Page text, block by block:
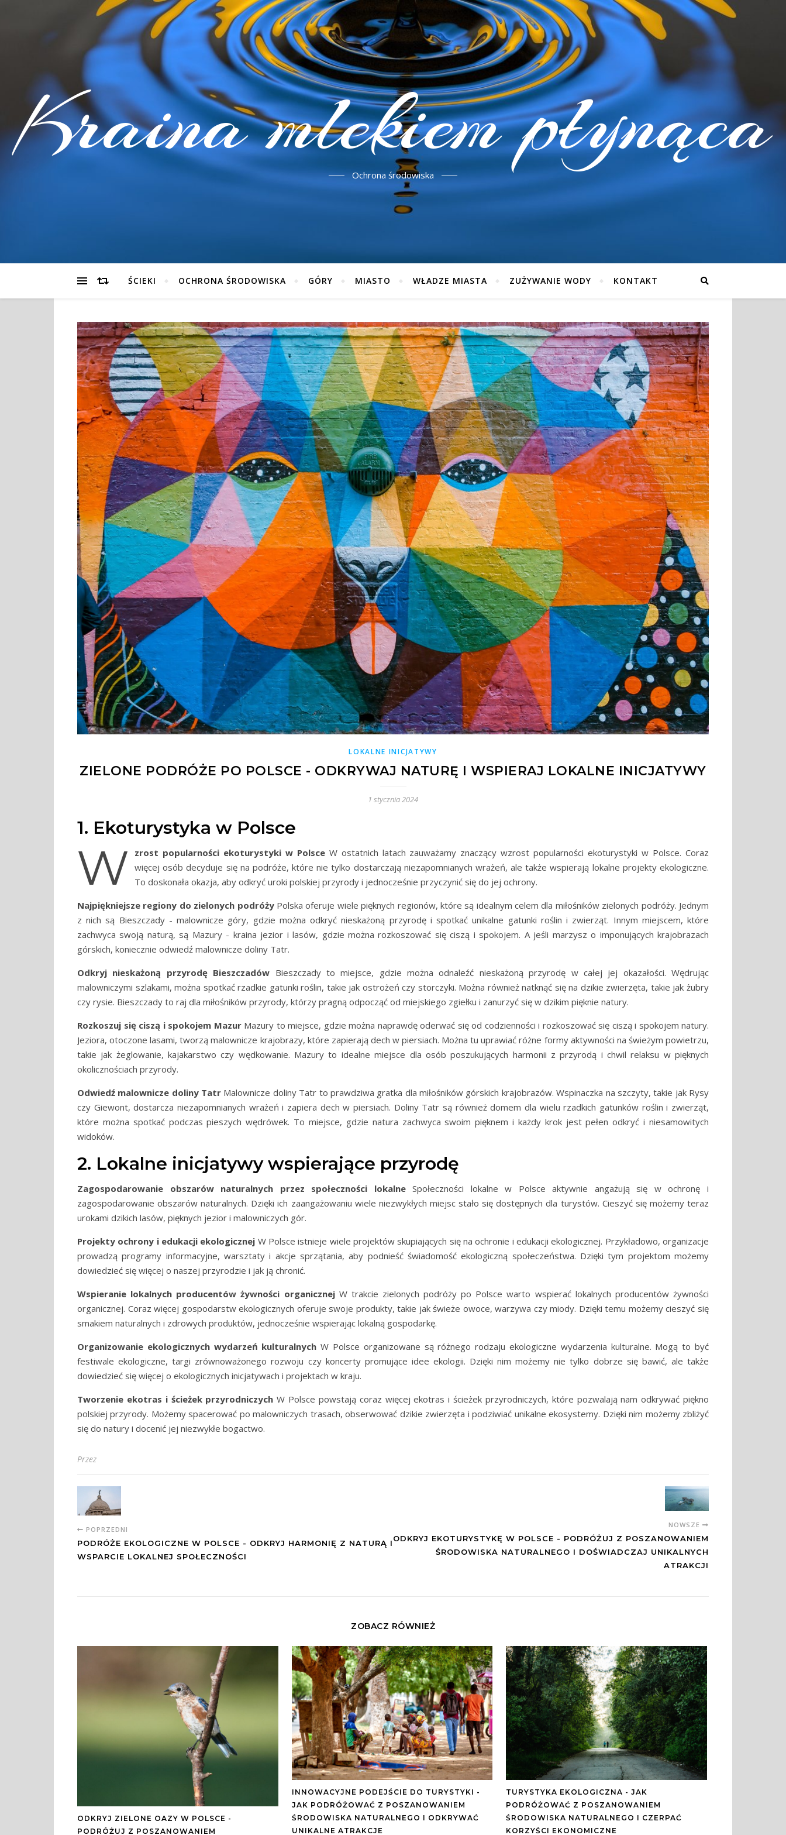
Kraina mlekiem płynąca
Ochrona środowiska
ŚCIEKI OCHRONA ŚRODOWISKA GÓRY MIASTO WŁADZE MIASTA ZUŻYWANIE WODY KONTAKT
LOKALNE INICJATYWY
ZIELONE PODRÓŻE PO POLSCE - ODKRYWAJ NATURĘ I WSPIERAJ LOKALNE INICJATYWY
1 stycznia 2024
1. Ekoturystyka w Polsce
W zrost popularności ekoturystyki w PolsceW ostatnich latach zauważamy znaczący wzrost popularności ekoturystyki w Polsce. Coraz
więcej osób decyduje się na podróże, które nie tylko dostarczają niezapomnianych wrażeń, ale także wspierają lokalne projekty ekologiczne.
To doskonała okazja, aby odkryć uroki polskiej przyrody i jednocześnie przyczynić się do jej ochrony.
Najpiękniejsze regiony do zielonych podróżyPolska oferuje wiele pięknych regionów, które są idealnym celem dla miłośników zielonych podróży. Jednym
z nich są Bieszczady - malownicze góry, gdzie można odkryć nieskażoną przyrodę i spotkać unikalne gatunki roślin i zwierząt. Innym miejscem, które
zachwyca swoją naturą, są Mazury - kraina jezior i lasów, gdzie można rozkoszować się ciszą i spokojem. A jeśli marzysz o imponujących krajobrazach
górskich, koniecznie odwiedź malownicze doliny Tatr.
Odkryj nieskażoną przyrodę Bieszczadów Bieszczady to miejsce, gdzie można odnaleźć nieskażoną przyrodę w całej jej okazałości. Wędrując
malowniczymi szlakami, można spotkać rzadkie gatunki roślin, takie jak ostrożeń czy storczyki. Można również natknąć się na dzikie zwierzęta, takie jak żubry
czy rysie. Bieszczady to raj dla miłośników przyrody, którzy pragną odpocząć od miejskiego zgiełku i zanurzyć się w dzikim pięknie natury.
Rozkoszuj się ciszą i spokojem MazurMazury to miejsce, gdzie można naprawdę oderwać się od codzienności i rozkoszować się ciszą i spokojem natury.
Jeziora, otoczone lasami, tworzą malownicze krajobrazy, które zapierają dech w piersiach. Można tu uprawiać różne formy aktywności na świeżym powietrzu,
takie jak żeglowanie, kajakarstwo czy wędkowanie. Mazury to idealne miejsce dla osób poszukujących harmonii z przyrodą i chwil relaksu w pięknych
okolicznościach przyrody.
Odwiedź malownicze doliny Tatr Malownicze doliny Tatr to prawdziwa gratka dla miłośników górskich krajobrazów. Wspinaczka na szczyty, takie jak Rysy
czy Giewont, dostarcza niezapomnianych wrażeń i zapiera dech w piersiach. Doliny Tatr są również domem dla wielu rzadkich gatunków roślin i zwierząt,
które można spotkać podczas pieszych wędrówek. To miejsce, gdzie natura zachwyca swoim pięknem i każdy krok jest pełen odkryć i niesamowitych
widoków.
2. Lokalne inicjatywy wspierające przyrodę
Zagospodarowanie obszarów naturalnych przez społeczności lokalneSpołeczności lokalne w Polsce aktywnie angażują się w ochronę i
zagospodarowanie obszarów naturalnych. Dzięki ich zaangażowaniu wiele niezwykłych miejsc stało się dostępnych dla turystów. Cieszyć się możemy teraz
urokami dzikich lasów, pięknych jezior i malowniczych gór.
Projekty ochrony i edukacji ekologicznej W Polsce istnieje wiele projektów skupiających się na ochronie i edukacji ekologicznej. Przykładowo, organizacje
prowadzą programy informacyjne, warsztaty i akcje sprzątania, aby podnieść świadomość ekologiczną społeczeństwa. Dzięki tym projektom możemy
dowiedzieć się więcej o naszej przyrodzie i jak ją chronić.
Wspieranie lokalnych producentów żywności organicznejW trakcie zielonych podróży po Polsce warto wspierać lokalnych producentów żywności
organicznej. Coraz więcej gospodarstw ekologicznych oferuje swoje produkty, takie jak świeże owoce, warzywa czy miody. Dzięki temu możemy cieszyć się
smakiem naturalnych i zdrowych produktów, jednocześnie wspierając lokalną gospodarkę.
Organizowanie ekologicznych wydarzeń kulturalnych W Polsce organizowane są różnego rodzaju ekologiczne wydarzenia kulturalne. Mogą to być
festiwale ekologiczne, targi zrównoważonego rozwoju czy koncerty promujące idee ekologii. Dzięki nim możemy nie tylko dobrze się bawić, ale także
dowiedzieć się więcej o ekologicznych inicjatywach i projektach w kraju.
Tworzenie ekotras i ścieżek przyrodniczych W Polsce powstają coraz więcej ekotras i ścieżek przyrodniczych, które pozwalają nam odkrywać piękno
polskiej przyrody. Możemy spacerować po malowniczych trasach, obserwować dzikie zwierzęta i podziwiać unikalne ekosystemy. Dzięki nim możemy zbliżyć
się do natury i docenić jej niezwykłe bogactwo.
Przez
POPRZEDNI
PODRÓŻE EKOLOGICZNE W POLSCE - ODKRYJ HARMONIĘ Z NATURĄ I
WSPARCIE LOKALNEJ SPOŁECZNOŚCI
NOWSZE
ODKRYJ EKOTURYSTYKĘ W POLSCE - PODRÓŻUJ Z POSZANOWANIEM
ŚRODOWISKA NATURALNEGO I DOŚWIADCZAJ UNIKALNYCH
ATRAKCJI
ZOBACZ RÓWNIEŻ
ODKRYJ ZIELONE OAZY W POLSCE -
PODRÓŻUJ Z POSZANOWANIEM
INNOWACYJNE PODEJŚCIE DO TURYSTYKI -
JAK PODRÓŻOWAĆ Z POSZANOWANIEM
ŚRODOWISKA NATURALNEGO I ODKRYWAĆ
UNIKALNE ATRAKCJE
TURYSTYKA EKOLOGICZNA - JAK
PODRÓŻOWAĆ Z POSZANOWANIEM
ŚRODOWISKA NATURALNEGO I CZERPAĆ
KORZYŚCI EKONOMICZNE